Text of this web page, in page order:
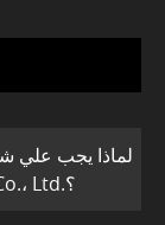
لماذا يجب علي
Nuevo Products Development Co.، Ltd.؟